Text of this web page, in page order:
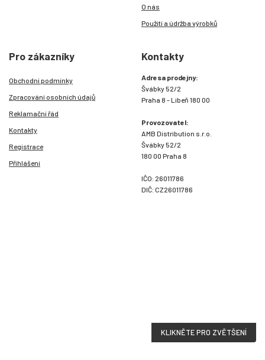
O nás
Použití a údržba výrobků
Pro zákazníky
Obchodní podmínky
Zpracování osobních údajů
Reklamační řád
Kontakty
Registrace
Přihlášení
Kontakty
Adresa prodejny:
Švábky 52/2
Praha 8 - Libeň 180 00
Provozovatel:
AMB Distribution s.r.o.
Švábky 52/2
180 00 Praha 8
IČO: 26011786
DIČ: CZ26011786
KLIKNĚTE PRO ZVĚTŠENÍ